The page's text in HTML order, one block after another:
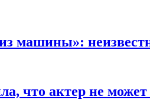
машины»:
что актер не